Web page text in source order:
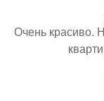
Очень красиво.